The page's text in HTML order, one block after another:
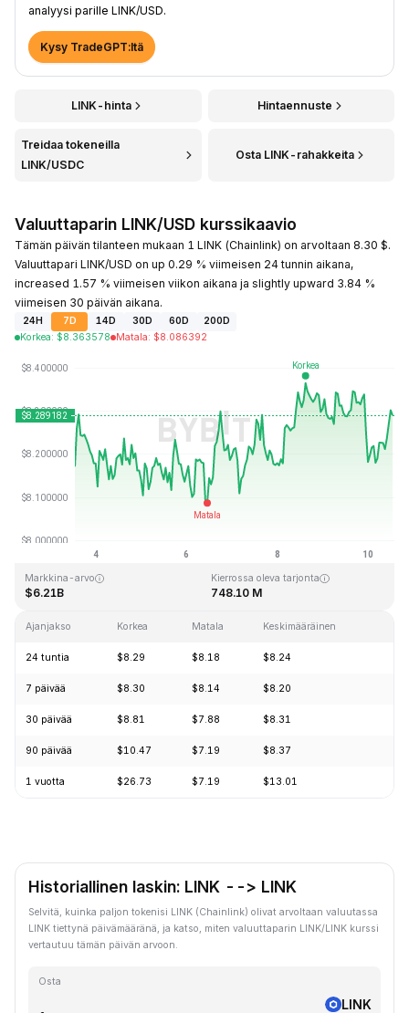
analyysi parille LINK/USD.
Kysy TradeGPT:ltä
LINK-hinta Hintaennuste
Treidaa tokeneilla
LINK/USDC
Osta LINK-rahakkeita
Valuuttaparin LINK/USD kurssikaavio
Tämän päivän tilanteen mukaan 1 LINK (Chainlink) on arvoltaan 8.30 $.
Valuuttapari LINK/USD on up 0.29 % viimeisen 24 tunnin aikana,
increased 1.57 % viimeisen viikon aikana ja slightly upward 3.84 %
viimeisen 30 päivän aikana.
24H 7D 14D 30D 60D
200D
Korkea: $8.363578 Matala: $8.086392
Viimeksi päivitetty: 2026-08-10 klo 12:53 GMT+0
Kaikkien aikojen huippu
Markkina-arvo
$6.21B
Kierrossa oleva tarjonta
748.10 M
Ajanjakso Korkea Matala Keskimääräinen
24 tuntia $8.29 $8.18 $8.24
7 päivää $8.30 $8.14 $8.20
30 päivää $8.81 $7.88 $8.31
90 päivää $10.47 $7.19 $8.37
1 vuotta $26.73 $7.19 $13.01
Historiallinen laskin: LINK --> LINK
Selvitä, kuinka paljon tokenisi LINK (Chainlink) olivat arvoltaan valuutassa
LINK tiettynä päivämääränä, ja katso, miten valuuttaparin LINK/LINK kurssi
vertautuu tämän päivän arvoon.
Osta
LINK